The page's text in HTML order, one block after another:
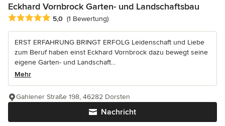
Eckhard Vornbrock Garten- und Landschaftsbau
Durchschnittliche Bewertung: 5 von 5 Sternen
5,0 (1 Bewertung)
ERST ERFAHRUNG BRINGT ERFOLG Leidenschaft und Liebe
zum Beruf haben einst Eckhard Vornbrock dazu bewegt seine
eigene Garten- und Landschaft...
Mehr
Nachricht
Gahlener Straße 198, 46282 Dorsten